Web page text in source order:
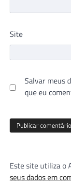
Site
Salvar meus
que eu
Este site utiliza o
seus dados em